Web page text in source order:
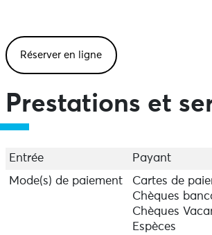
Réserver en ligne
Prestations et
Entrée
Payant
Mode(s) de paiement
Cartes de
Chèques
Chèques
Espèces